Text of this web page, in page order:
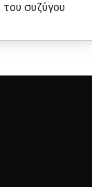
του συζύγου